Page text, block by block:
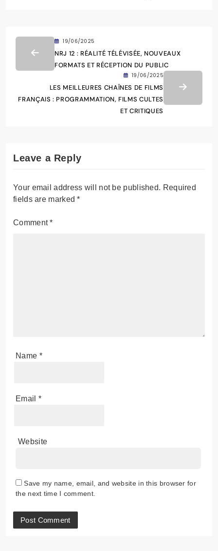
19/06/2025
NRJ 12 : RÉALITÉ TÉLÉVISÉE, NOUVEAUX
FORMATS ET RÉCEPTION DU PUBLIC
19/06/2025
LES MEILLEURES CHAÎNES DE FILMS
FRANÇAIS : PROGRAMMATION, FILMS CULTES
ET CRITIQUES
Leave a Reply
Your email address will not be published. Required
fields are marked*
Comment*
Name *
Email *
Website
Save my name, email, and website in this browser for
the next time I comment.